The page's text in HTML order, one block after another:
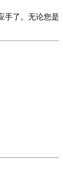
手了。无论您是